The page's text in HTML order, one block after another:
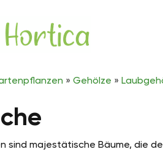
» Gehölze »
sind majestätische Bäume, die